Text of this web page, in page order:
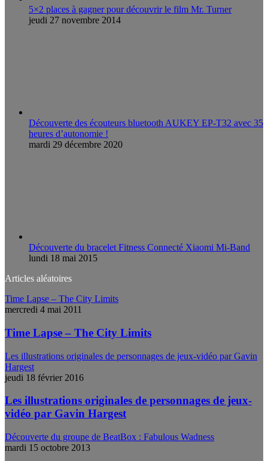
5×2 places à gagner pour découvrir le film Mr. Turner
jeudi 27 novembre 2014
Découverte des écouteurs bluetooth AUKEY EP-T32 avec 35
heures d’autonomie !
mardi 29 décembre 2020
Découverte du bracelet Fitness Connecté Xiaomi Mi-Band
lundi 18 mai 2015
Articles aléatoires
Time Lapse – The City Limits
mercredi 4 mai 2011
Time Lapse – The City Limits
Les illustrations originales de personnages de jeux-vidéo par Gavin
Hargest
jeudi 18 février 2016
Les illustrations originales de personnages de jeux-
vidéo par Gavin Hargest
Découverte du groupe de BeatBox : Fabulous Wadness
mardi 15 octobre 2013